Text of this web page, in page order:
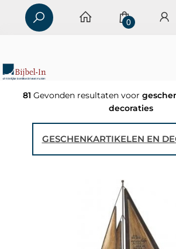
0
81 Gevonden resultaten voor
decoraties
GESCHENKARTIKELEN EN